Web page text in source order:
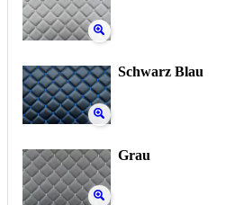
Schwarz Blau
Grau